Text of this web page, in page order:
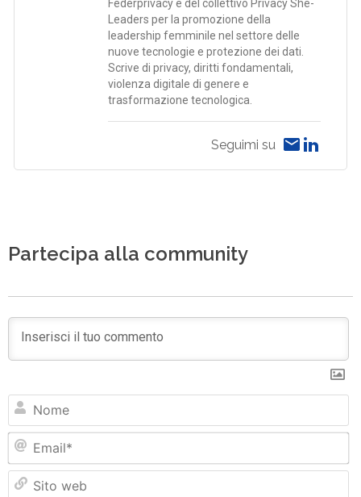
Federprivacy e del collettivo Privacy She-
Leaders per la promozione della
leadership femminile nel settore delle
nuove tecnologie e protezione dei dati.
Scrive di privacy, diritti fondamentali,
violenza digitale di genere e
trasformazione tecnologica.
Seguimi su
Partecipa alla community